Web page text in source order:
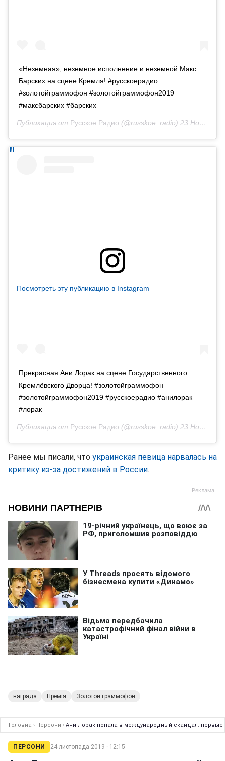
«Неземная», неземное исполнение и неземной Макс
Барских на сцене Кремля! #русскоерадио
#золотойграммофон #золотойграммофон2019
#максбарских #барских
Публикация от Русское Радио (@russkoe_radio) 23 Ноя 2019 в 5:40 PST
Посмотреть эту публикацию в Instagram
Прекрасная Ани Лорак на сцене Государственного
Кремлёвского Дворца! #золотойграммофон
#золотойграммофон2019 #русскоерадио #анилорак
#лорак
Публикация от Русское Радио (@russkoe_radio) 23 Ноя 2019 в 12:57 PST
Ранее мы писали, что украинская певица нарвалась на
критику из-за достижений в России.
награда Премія Золотой граммофон
Головна › Персони › Ани Лорак попала в международный скандал: первые
ПЕРСОНИ 24 листопада 2019 · 12:15